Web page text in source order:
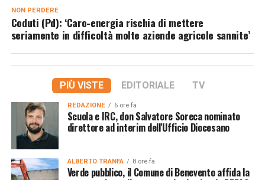
NON PERDERE
Coduti (Pd): ‘Caro-energia rischia di mettere
seriamente in difficoltà molte aziende agricole sannite’
PIÙ VISTE EDITORIALE TV
REDAZIONE 6 ore fa
Scuola e IRC, don Salvatore Soreca nominato
direttore ad interim dell'Ufficio Diocesano
ALBERTO TRANFA 8 ore fa
Verde pubblico, il Comune di Benevento affida la